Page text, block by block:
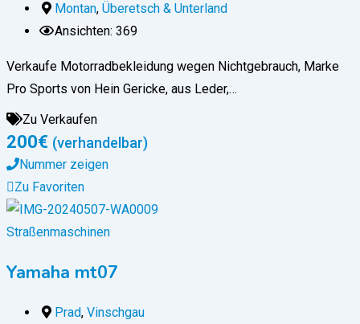
Montan, Überetsch & Unterland
Ansichten: 369
Verkaufe Motorradbekleidung wegen Nichtgebrauch, Marke
Pro Sports von Hein Gericke, aus Leder,…
Zu Verkaufen
200€ (verhandelbar)
Nummer zeigen
Zu Favoriten
Straßenmaschinen
Yamaha mt07
Prad, Vinschgau